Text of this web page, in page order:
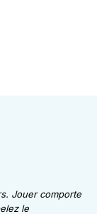
Jouer comporte
le